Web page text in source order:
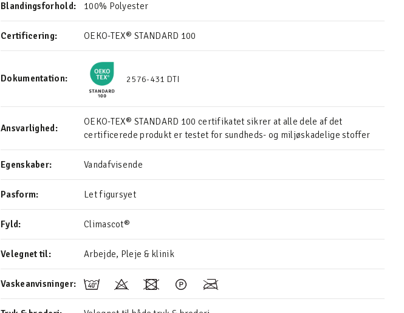
Blandingsforhold: 100% Polyester
Certificering: OEKO-TEX® STANDARD 100
Dokumentation: 2576-431 DTI
Ansvarlighed:
OEKO-TEX® STANDARD 100 certifikatet sikrer at alle dele af det
certificerede produkt er testet for sundheds- og miljøskadelige stoffer
Egenskaber: Vandafvisende
Pasform: Let figursyet
Fyld: Climascot®
Velegnet til: Arbejde, Pleje & klinik
Vaskeanvisninger: